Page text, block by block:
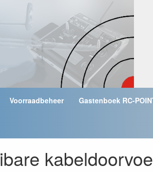
Voorraadbeheer Gastenboek RC-